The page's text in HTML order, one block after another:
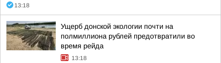
13:18
Ущерб донской экологии почти на
полмиллиона рублей предотвратили во
время рейда
13:18